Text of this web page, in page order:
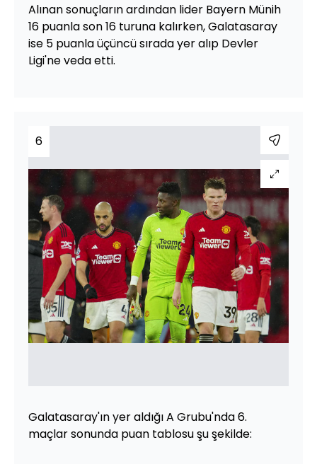
Alınan sonuçların ardından lider Bayern Münih
16 puanla son 16 turuna kalırken, Galatasaray
ise 5 puanla üçüncü sırada yer alıp Devler
Ligi'ne veda etti.
6
Galatasaray'ın yer aldığı A Grubu'nda 6.
maçlar sonunda puan tablosu şu şekilde: